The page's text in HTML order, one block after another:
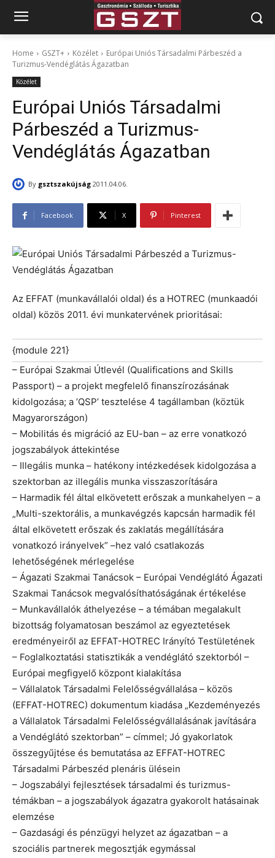
Home GSZT+ Közélet
Európai Uniós Társadalmi Párbeszéd a
Turizmus-Vendéglátás Ágazatban
Közélet
Európai Uniós Társadalmi
Párbeszéd a Turizmus-
Vendéglátás Ágazatban
By gsztszakújság 2011.04.06.
Facebook X Pinterest
Az EFFAT (munkavállalói oldal) és a HOTREC (munkaadói
oldal) közös 2011. évi munkatervének prioritásai:
{module 221}
– Európai Szakmai Útlevél (Qualifications and Skills
Passport) – a projekt megfelelő finanszírozásának
kidolgozása; a ’QSP’ tesztelése 4 tagállamban (köztük
Magyarországon)
– Mobilitás és migráció az EU-ban – az erre vonatkozó
jogszabályok áttekintése
– Illegális munka – hatékony intézkedések kidolgozása a
szektorban az illegális munka visszaszorítására
– Harmadik fél által elkövetett erőszak a munkahelyen – a
„Multi-szektorális, a munkavégzés kapcsán harmadik fél
által elkövetett erőszak és zaklatás megállítására
vonatkozó irányelvek” –hez való csatlakozás
lehetőségének mérlegelése
– Ágazati Szakmai Tanácsok – Európai Vendéglátó Ágazati
Szakmai Tanácsok megvalósíthatóságának értékelése
– Munkavállalók áthelyezése – a témában megalakult
bizottság folyamatosan beszámol az egyeztetések
eredményeiről az EFFAT-HOTREC Irányító Testületének
– Foglalkoztatási statisztikák a vendéglátó szektorból –
Európai megfigyelő központ kialakítása
– Vállalatok Társadalmi Felelősségvállalása – közös
(EFFAT-HOTREC) dokumentum kiadása „Kezdeményezés
a Vállalatok Társadalmi Felelősségvállalásának javítására
a Vendéglátó szektorban” – címmel; Jó gyakorlatok
összegyűjtése és bemutatása az EFFAT-HOTREC
Társadalmi Párbeszéd plenáris ülésein
– Jogszabályi fejlesztések társadalmi és turizmus-
témákban – a jogszabályok ágazatra gyakorolt hatásainak
elemzése
– Gazdasági és pénzügyi helyzet az ágazatban – a
szociális partnerek megosztják egymással